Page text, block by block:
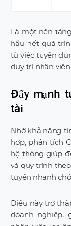
Là một nền
hầu hết quá
từ việc tuyển
duy trì nhân
Đẩy mạnh
tài
Nhờ khả năng
hợp, phân tích
hệ thống giúp
và quy trình
tuyển nhanh
Điều này trở
doanh nghiệp,